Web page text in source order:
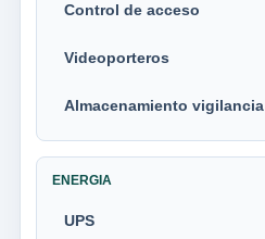
Control de acceso
Videoporteros
Almacenamiento vigilancia
ENERGIA
UPS